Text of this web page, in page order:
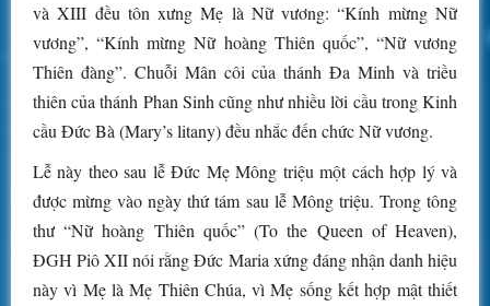
và XIII đều tôn xưng Mẹ là Nữ vương: “Kính mừng Nữ
vương”, “Kính mừng Nữ hoàng Thiên quốc”, “Nữ vương
Thiên đàng”. Chuỗi Mân côi của thánh Đa Minh và triều
thiên của thánh Phan Sinh cũng như nhiều lời cầu trong Kinh
cầu Đức Bà (Mary’s litany) đều nhắc đến chức Nữ vương.
Lễ này theo sau lễ Đức Mẹ Mông triệu một cách hợp lý và
được mừng vào ngày thứ tám sau lễ Mông triệu. Trong tông
thư “Nữ hoàng Thiên quốc” (To the Queen of Heaven),
ĐGH Piô XII nói rằng Đức Maria xứng đáng nhận danh hiệu
này vì Mẹ là Mẹ Thiên Chúa, vì Mẹ sống kết hợp mật thiết